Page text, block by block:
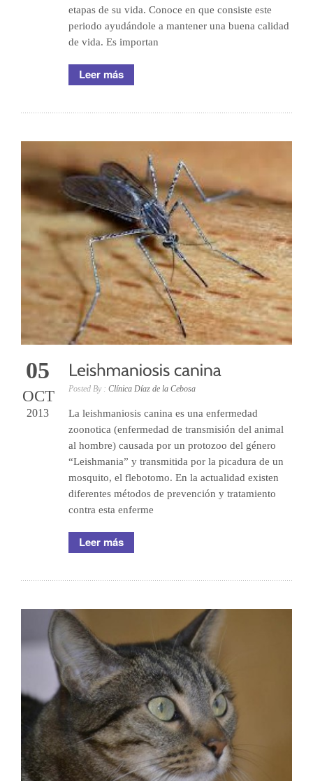
etapas de su vida. Conoce en que consiste este
periodo ayudándole a mantener una buena calidad
de vida. Es importan
Leer más
05
OCT
2013
Posted By : Clínica Díaz de la Cebosa
La leishmaniosis canina es una enfermedad
zoonotica (enfermedad de transmisión del animal
al hombre) causada por un protozoo del género
“Leishmania” y transmitida por la picadura de un
mosquito, el flebotomo. En la actualidad existen
diferentes métodos de prevención y tratamiento
contra esta enferme
Leer más